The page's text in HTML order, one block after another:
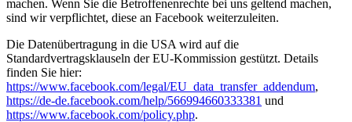
machen. Wenn Sie die Betroffenenrechte bei uns geltend machen,
sind wir verpflichtet, diese an Facebook weiterzuleiten.
Die Datenübertragung in die USA wird auf die
Standardvertragsklauseln der EU-Kommission gestützt. Details
finden Sie hier:
https://www.facebook.com/legal/EU_data_transfer_addendum,
https://de-de.facebook.com/help/566994660333381 und
https://www.facebook.com/policy.php.